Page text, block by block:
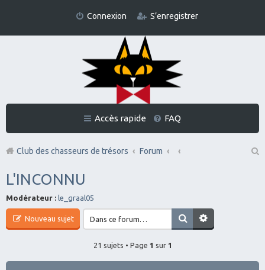
Connexion S’enregistrer
Accès rapide FAQ
Club des chasseurs de trésors
Forum
L'INCONNU
Modérateur : le_graal05
Nouveau sujet
21 sujets • Page 1 sur 1